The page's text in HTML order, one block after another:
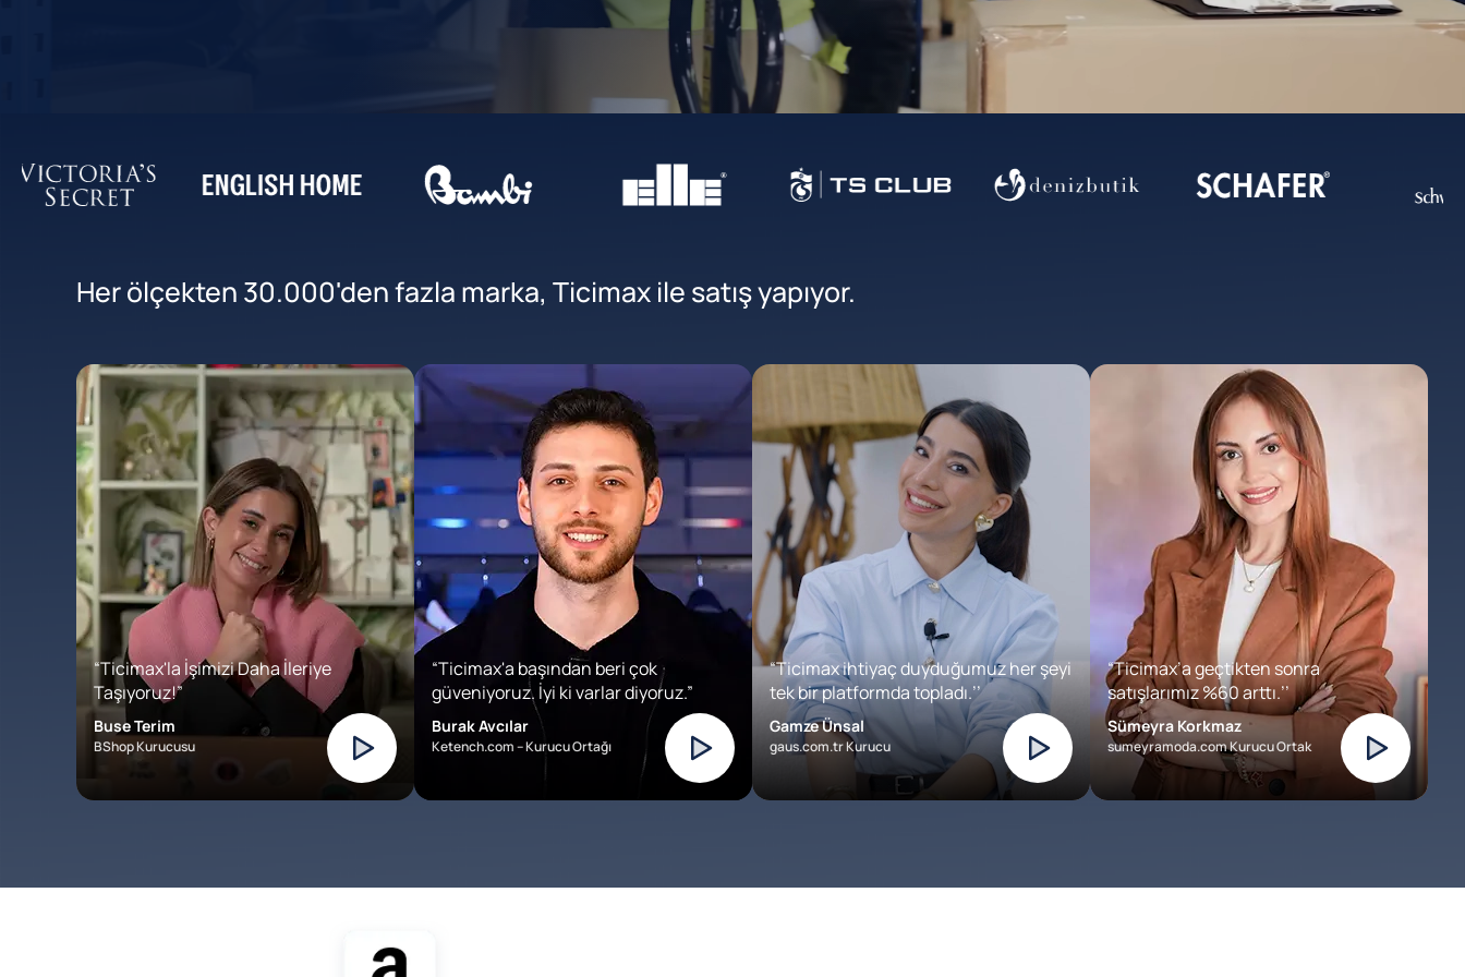
Her ölçekten 30.000'den fazla marka, Ticimax ile satış yapıyor.
“Ticimax'la İşimizi Daha İleriye
Taşıyoruz!”
Buse Terim
BShop Kurucusu
“Ticimax'a başından beri çok
güveniyoruz. İyi ki varlar diyoruz.”
Burak Avcılar
Ketench.com – Kurucu Ortağı
“Ticimax ihtiyaç duyduğumuz her şeyi
tek bir platformda topladı.’’
Gamze Ünsal
gaus.com.tr Kurucu
“Ticimax’a geçtikten sonra
satışlarımız %60 arttı.’’
Sümeyra Korkmaz
sumeyramoda.com Kurucu Ortak